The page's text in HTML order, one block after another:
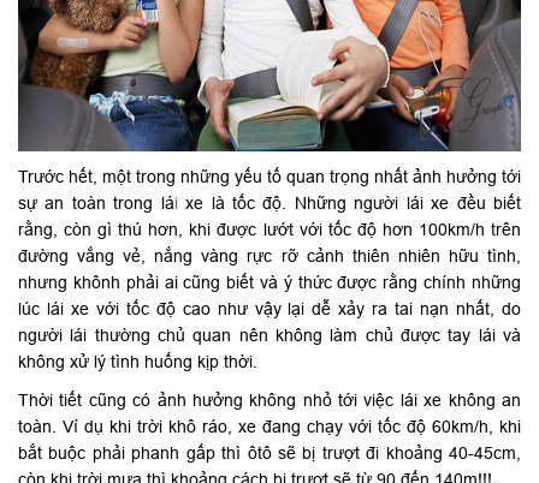
Trước hết, một trong những yếu tố quan trọng nhất ảnh hưởng tới
sự an toàn trong láixe là tốc độ. Những người lái xe đều biết
rằng, còn gì thú hơn, khi được lướt với tốc độ hơn 100km/h trên
đường vắng vẻ, nắng vàng rực rỡ cảnh thiên nhiên hữu tình,
nhưng khônh phải ai cũng biết và ý thức được rằng chính những
lúc lái xe với tốc độ cao như vậy lại dễ xảy ra tai nạn nhất, do
người lái thường chủ quan nên không làm chủ được tay lái và
không xử lý tình huống kịp thời.
Thời tiết cũng có ảnh hưởng không nhỏ tới việc lái xe không an
toàn. Ví dụ khi trời khô ráo, xe đang chạy với tốc độ 60km/h, khi
bắt buộc phải phanh gấp thì ôtô sẽ bị trượt đi khoảng 40-45cm,